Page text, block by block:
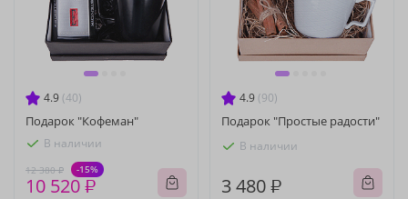
4.9 (40)
Подарок "Кофеман"
В наличии
12 380 ₽ -15%
10 520 ₽
4.9 (90)
Подарок "Простые радости"
В наличии
3 480 ₽